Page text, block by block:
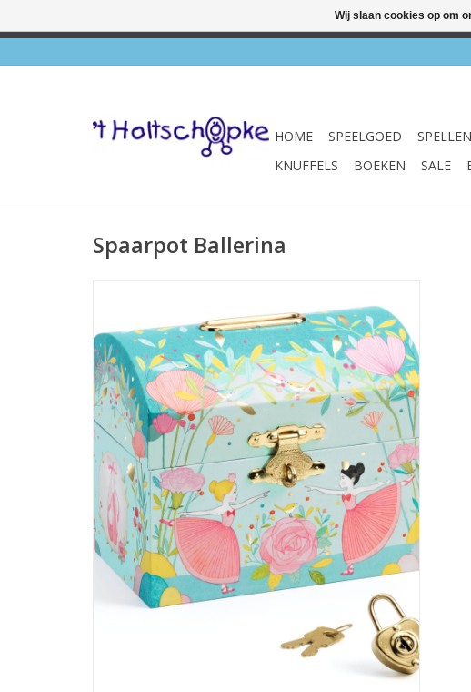
HOME SPEELGOED SPELLEN
KNUFFELS
BOEKEN SALE
Spaarpot Ballerina
Wij slaan cookies op om
✔ Winkel &